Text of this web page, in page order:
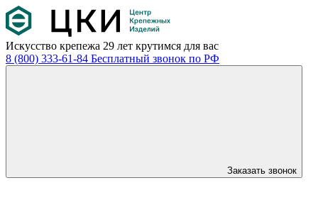
Искусство крепежа 29 лет крутимся для вас
8 (800) 333-61-84 Бесплатный звонок по РФ
Заказать звонок